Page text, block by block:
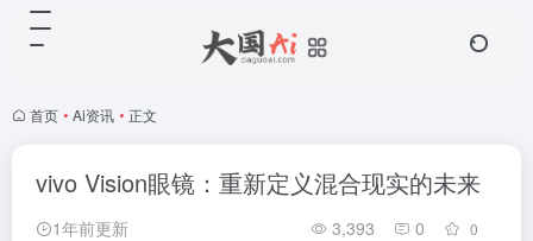
首页 • Ai资讯 • 正文
vivo Vision眼镜：重新定义混合现实的未来
1年前更新 3,393 0 0